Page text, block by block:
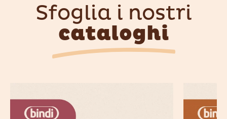
Sfoglia i nostri
cataloghi